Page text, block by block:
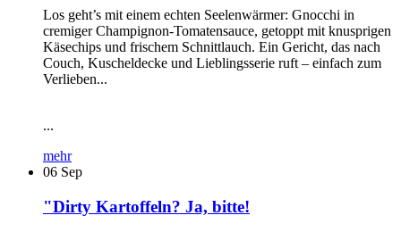
Los geht’s mit einem echten Seelenwärmer: Gnocchi in
cremiger Champignon-Tomatensauce, getoppt mit knusprigen
Käsechips und frischem Schnittlauch. Ein Gericht, das nach
Couch, Kuscheldecke und Lieblingsserie ruft – einfach zum
Verlieben...
...
mehr
06 Sep
"Dirty Kartoffeln? Ja, bitte!